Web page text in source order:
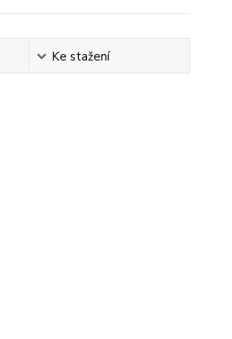
Ke stažení